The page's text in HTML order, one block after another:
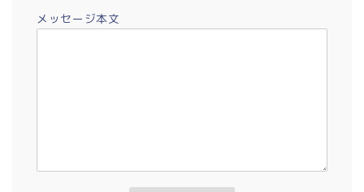
メッセージ本文